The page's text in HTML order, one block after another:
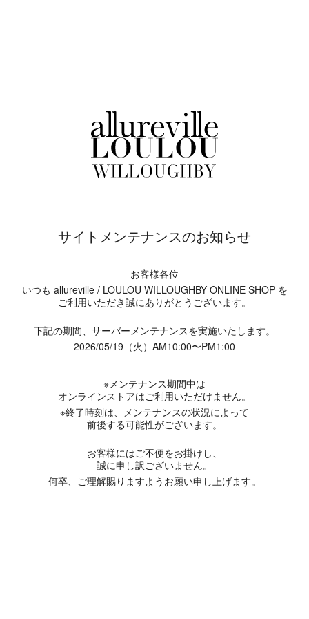
サイトメンテナンスのお知らせ
お客様各位
いつも allureville / LOULOU WILLOUGHBY ONLINE SHOP を
ご利用いただき誠にありがとうございます。
下記の期間、サーバーメンテナンスを実施いたします。
2026/05/19（火）AM10:00〜PM1:00
※メンテナンス期間中は
オンラインストアはご利用いただけません。
※終了時刻は、メンテナンスの状況によって
前後する可能性がございます。
お客様にはご不便をお掛けし、
誠に申し訳ございません。
何卒、ご理解賜りますようお願い申し上げます。